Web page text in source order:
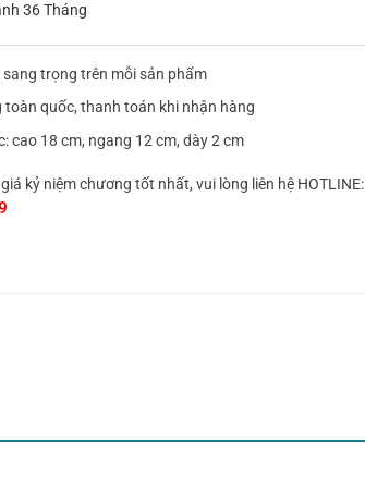
36 Tháng
trọng trên mỗi sản phẩm
toàn quốc, thanh toán khi nhận hàng
cao 18 cm, ngang 12 cm, dày 2 cm
kỷ niệm chương tốt nhất, vui lòng liên hệ HOTLINE: